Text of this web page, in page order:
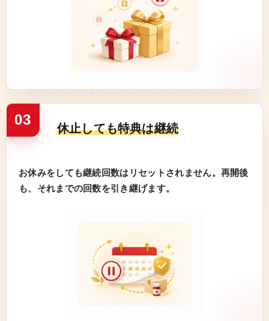
03
休止しても特典は継続
お休みをしても継続回数はリセットされません。再開後
も、それまでの回数を引き継げます。